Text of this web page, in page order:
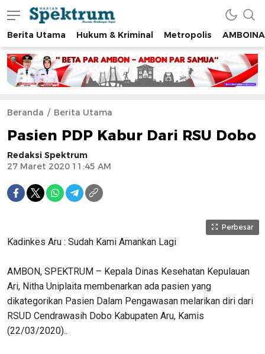
spektrumonline.com
Berita Utama Hukum & Kriminal Metropolis AMBOINA
Beranda Berita Utama
Pasien PDP Kabur Dari RSU Dobo
Redaksi Spektrum
27 Maret 2020 11:45 AM
Perbesar
Kadinkes Aru : Sudah Kami Amankan Lagi
AMBON, SPEKTRUM – Kepala Dinas Kesehatan Kepulauan
Ari, Nitha Uniplaita membenarkan ada pasien yang
dikategorikan Pasien Dalam Pengawasan melarikan diri dari
RSUD Cendrawasih Dobo Kabupaten Aru, Kamis
(22/03/2020)..